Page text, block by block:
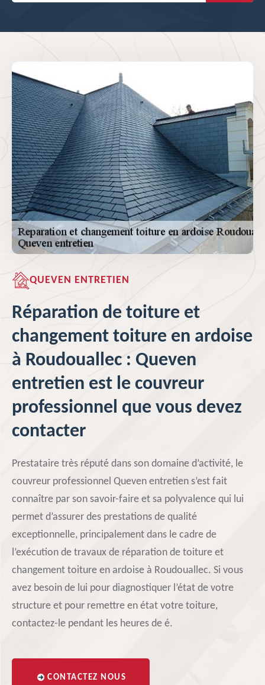
QUEVEN ENTRETIEN
Réparation de toiture et
changement toiture en ardoise
à Roudouallec : Queven
entretien est le couvreur
professionnel que vous devez
contacter
Prestataire très réputé dans son domaine d’activité, le
couvreur professionnel Queven entretien s’est fait
connaître par son savoir-faire et sa polyvalence qui lui
permet d’assurer des prestations de qualité
exceptionnelle, principalement dans le cadre de
l’exécution de travaux de réparation de toiture et
changement toiture en ardoise à Roudouallec. Si vous
avez besoin de lui pour diagnostiquer l’état de votre
structure et pour remettre en état votre toiture,
contactez-le pendant les heures de é.
CONTACTEZ NOUS